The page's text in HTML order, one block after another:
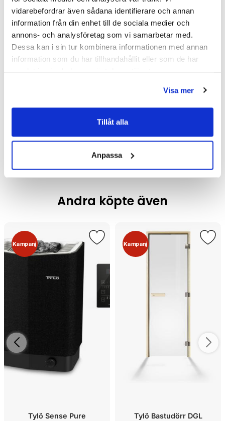
vidarebefordrar även sådana identifierare och annan
information från din enhet till de sociala medier och
annons- och analysföretag som vi samarbetar med.
Dessa kan i sin tur kombinera informationen med annan
information som du har tillhandahållit eller som de har
Visa mer
Tillåt alla
Anpassa
Välj ...
Tylö Evolve 6 Glasparti,
Välj ...
Andra köpte även
Kampanj
Tylö Sense Pure
Kampanj
Tylö Bastudörr DGL